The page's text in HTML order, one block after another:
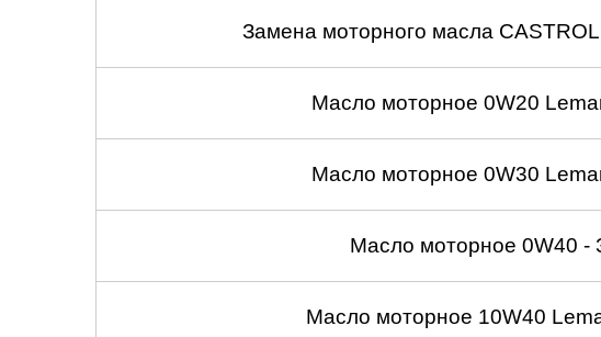
Замена моторного масла CASTROL
Масло моторное 0W20
Масло моторное 0W30
Масло моторное 0W40 -
Масло моторное 10W40